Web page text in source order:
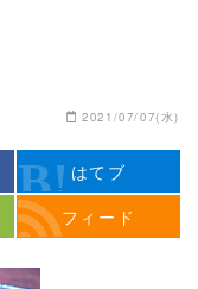
2021/07/07(水)
はてブ
フィード